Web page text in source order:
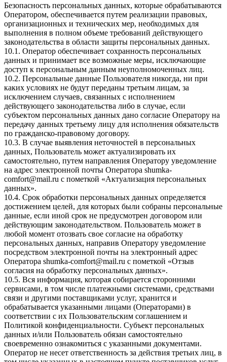
Безопасность персональных данных, которые обрабатываются
Оператором, обеспечивается путем реализации правовых,
организационных и технических мер, необходимых для
выполнения в полном объеме требований действующего
законодательства в области защиты персональных данных.
10.1. Оператор обеспечивает сохранность персональных
данных и принимает все возможные меры, исключающие
доступ к персональным данным неуполномоченных лиц.
10.2. Персональные данные Пользователя никогда, ни при
каких условиях не будут переданы третьим лицам, за
исключением случаев, связанных с исполнением
действующего законодательства либо в случае, если
субъектом персональных данных дано согласие Оператору на
передачу данных третьему лицу для исполнения обязательств
по гражданско-правовому договору.
10.3. В случае выявления неточностей в персональных
данных, Пользователь может актуализировать их
самостоятельно, путем направления Оператору уведомление
на адрес электронной почты Оператора shumka-
comfort@mail.ru с пометкой «Актуализация персональных
данных».
10.4. Срок обработки персональных данных определяется
достижением целей, для которых были собраны персональные
данные, если иной срок не предусмотрен договором или
действующим законодательством. Пользователь может в
любой момент отозвать свое согласие на обработку
персональных данных, направив Оператору уведомление
посредством электронной почты на электронный адрес
Оператора shumka-comfort@mail.ru с пометкой «Отзыв
согласия на обработку персональных данных».
10.5. Вся информация, которая собирается сторонними
сервисами, в том числе платежными системами, средствами
связи и другими поставщиками услуг, хранится и
обрабатывается указанными лицами (Операторами) в
соответствии с их Пользовательским соглашением и
Политикой конфиденциальности. Субъект персональных
данных и/или Пользователь обязан самостоятельно
своевременно ознакомиться с указанными документами.
Оператор не несет ответственность за действия третьих лиц, в